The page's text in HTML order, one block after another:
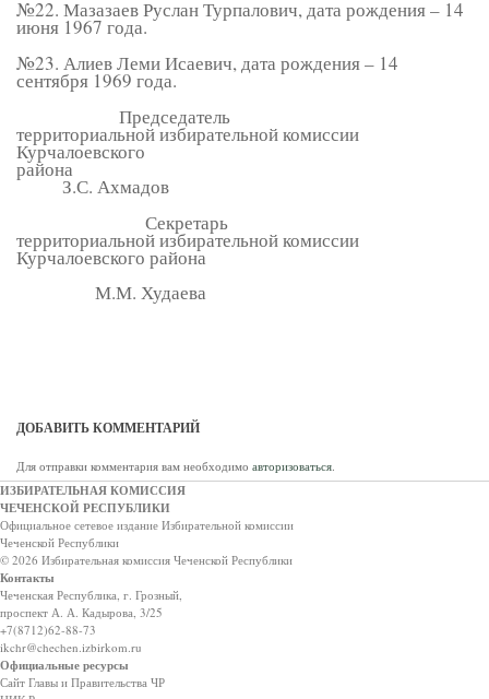
№22. Мазазаев Руслан Турпалович, дата рождения – 14
июня 1967 года.
№23. Алиев Леми Исаевич, дата рождения – 14
сентября 1969 года.
Председатель
территориальной избирательной комиссии
Курчалоевского
района
З.С. Ахмадов
Секретарь
территориальной избирательной комиссии
Курчалоевского района
М.М. Худаева
ДОБАВИТЬ КОММЕНТАРИЙ
Для отправки комментария вам необходимо авторизоваться
ИЗБИРАТЕЛЬНАЯ КОМИССИЯ
ЧЕЧЕНСКОЙ РЕСПУБЛИКИ
Официальное сетевое издание Избирательной комиссии
Чеченской Республики
© 2026 Избирательная комиссия Чеченской Республики
Контакты
Чеченская Республика, г. Грозный,
проспект А. А. Кадырова, 3/25
+7(8712)62-88-73
ikchr@chechen.izbirkom.ru
Официальные ресурсы
Сайт Главы и Правительства ЧР